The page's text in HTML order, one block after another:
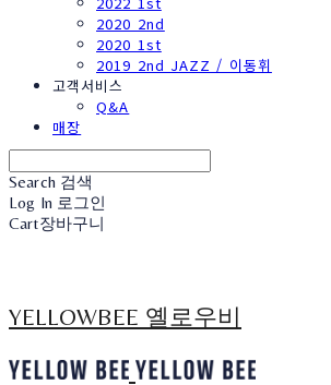
2020 2nd
2020 1st
2019 2nd JAZZ / 이동휘
고객서비스
Q&A
매장
Search 검색
Log In 로그인
Cart장바구니
YELLOWBEE 옐로우비